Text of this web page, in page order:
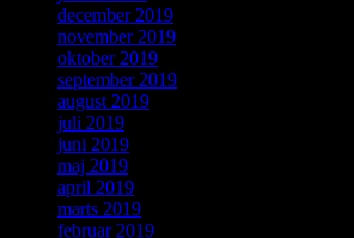
december 2019
november 2019
oktober 2019
september 2019
august 2019
juli 2019
juni 2019
maj 2019
april 2019
marts 2019
februar 2019